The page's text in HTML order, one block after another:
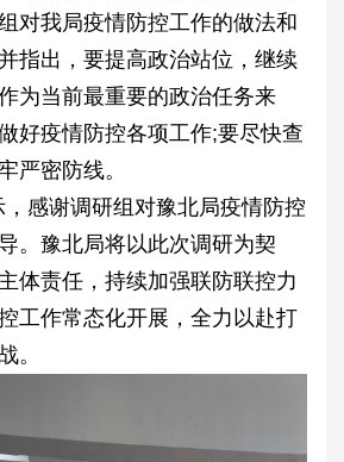
对我局疫情防控工作的做法和
指出，要提高政治站位，继续
为当前最重要的政治任务来
好疫情防控各项工作;要尽快查
严密防线。
感谢调研组对豫北局疫情防控
。豫北局将以此次调研为契
体责任，持续加强联防联控力
工作常态化开展，全力以赴打
。